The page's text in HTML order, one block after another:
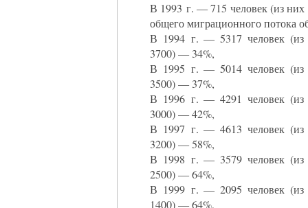
В 1993 г. — 715 человек (из
общего миграционного потока
В 1994 г. — 5317 человек (из
3700) — 34%,
В 1995 г. — 5014 человек (из
3500) — 37%,
В 1996 г. — 4291 человек (из
3000) — 42%,
В 1997 г. — 4613 человек (из
3200) — 58%,
В 1998 г. — 3579 человек (из
2500) — 64%,
В 1999 г. — 2095 человек (из
1400) — 64%,